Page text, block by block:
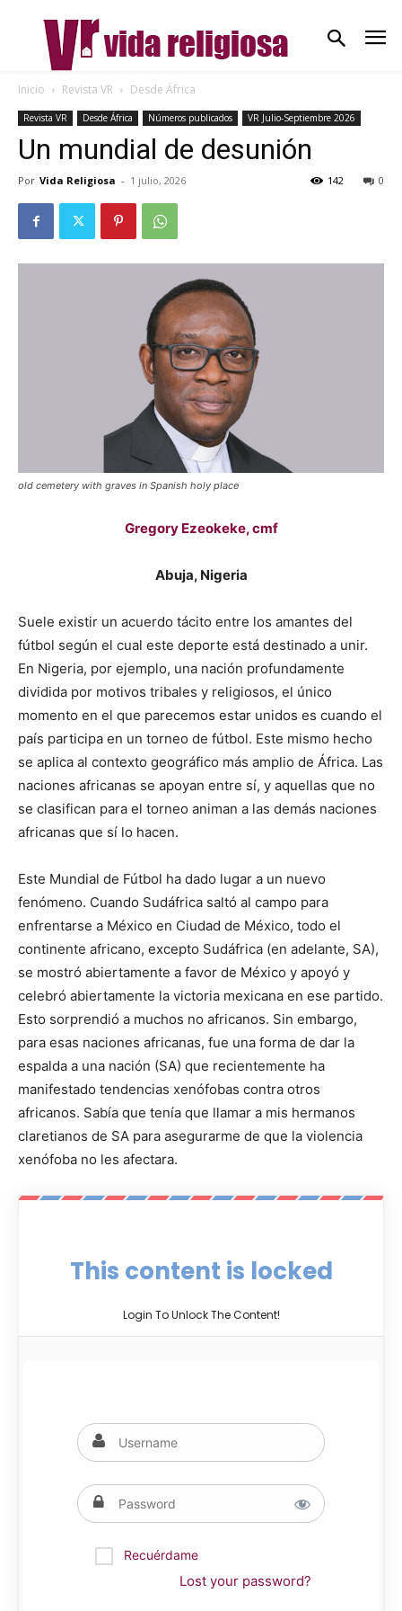
Inicio Revista VR Desde África
Revista VR Desde África Números publicados VR Julio-Septiembre 2026
Un mundial de desunión
Por Vida Religiosa - 1 julio, 2026 0
142
old cemetery with graves in Spanish holy place
Gregory Ezeokeke, cmf
Abuja, Nigeria
Suele existir un acuerdo tácito entre los amantes del
fútbol según el cual este deporte está destinado a unir.
En Nigeria, por ejemplo, una nación profundamente
dividida por motivos tribales y religiosos, el único
momento en el que parecemos estar unidos es cuando el
país participa en un torneo de fútbol. Este mismo hecho
se aplica al contexto geográfico más amplio de África. Las
naciones africanas se apoyan entre sí, y aquellas que no
se clasifican para el torneo animan a las demás naciones
africanas que sí lo hacen.
Este Mundial de Fútbol ha dado lugar a un nuevo
fenómeno. Cuando Sudáfrica saltó al campo para
enfrentarse a México en Ciudad de México, todo el
continente africano, excepto Sudáfrica (en adelante, SA),
se mostró abiertamente a favor de México y apoyó y
celebró abiertamente la victoria mexicana en ese partido.
Esto sorprendió a muchos no africanos. Sin embargo,
para esas naciones africanas, fue una forma de dar la
espalda a una nación (SA) que recientemente ha
manifestado tendencias xenófobas contra otros
africanos. Sabía que tenía que llamar a mis hermanos
claretianos de SA para asegurarme de que la violencia
xenófoba no les afectara.
This content is locked
Login To Unlock The Content!
Recuérdame
Lost your password?